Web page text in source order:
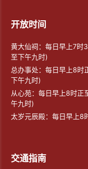
开放时间
黄大仙祠：每日早上7时
至下午九时)
总办事处：每日早上8时
下午九时)
从心苑：每日早上8时
午九时)
太岁元辰殿：每日早上8
交通指南